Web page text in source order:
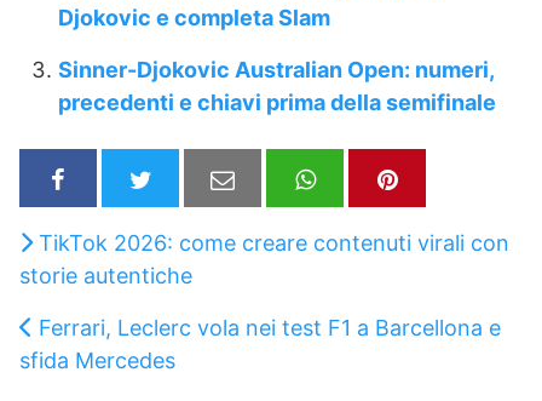
Djokovic e completa Slam
Sinner-Djokovic Australian Open: numeri,
precedenti e chiavi prima della semifinale
TikTok 2026: come creare contenuti virali con
storie autentiche
Ferrari, Leclerc vola nei test F1 a Barcellona e
sfida Mercedes